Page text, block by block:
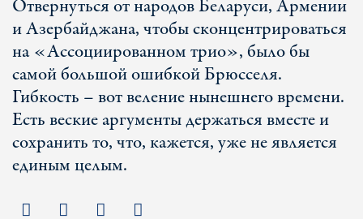
Отвернуться от народов Беларуси, Армении
и Азербайджана, чтобы сконцентрироваться
на «Ассоциированном трио», было бы
самой большой ошибкой Брюсселя.
Гибкость – вот веление нынешнего времени.
Есть веские аргументы держаться вместе и
сохранить то, что, кажется, уже не является
единым целым.